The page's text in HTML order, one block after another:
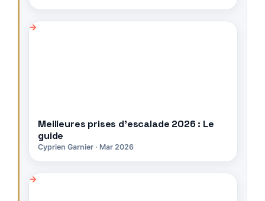
Meilleures prises d’escalade 2026 : Le
guide
Cyprien Garnier · Mar 2026